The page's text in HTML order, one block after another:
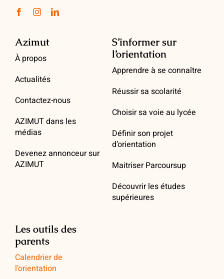
Azimut
À propos
Actualités
Contactez-nous
AZIMUT dans les
médias
Devenez annonceur sur
AZIMUT
S’informer sur
l’orientation
Apprendre à se connaître
Réussir sa scolarité
Choisir sa voie au lycée
Définir son projet
d’orientation
Maitriser Parcoursup
Découvrir les études
supérieures
Les outils des
parents
Calendrier de
l’orientation